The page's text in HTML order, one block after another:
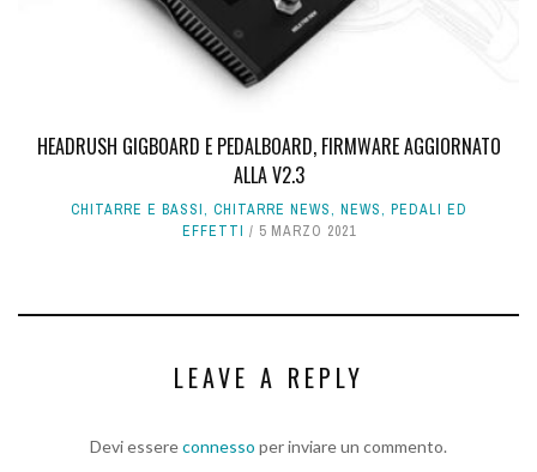
HEADRUSH GIGBOARD E PEDALBOARD, FIRMWARE AGGIORNATO
ALLA V2.3
CHITARRE E BASSI, CHITARRE NEWS, NEWS, PEDALI ED
EFFETTI
5 MARZO 2021
LEAVE A REPLY
Devi essereconnesso per inviare un commento.